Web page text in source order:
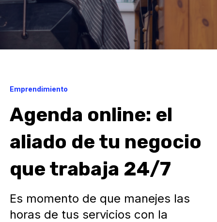
Emprendimiento
Agenda online: el
aliado de tu negocio
que trabaja 24/7
Es momento de que manejes las
horas de tus servicios con la